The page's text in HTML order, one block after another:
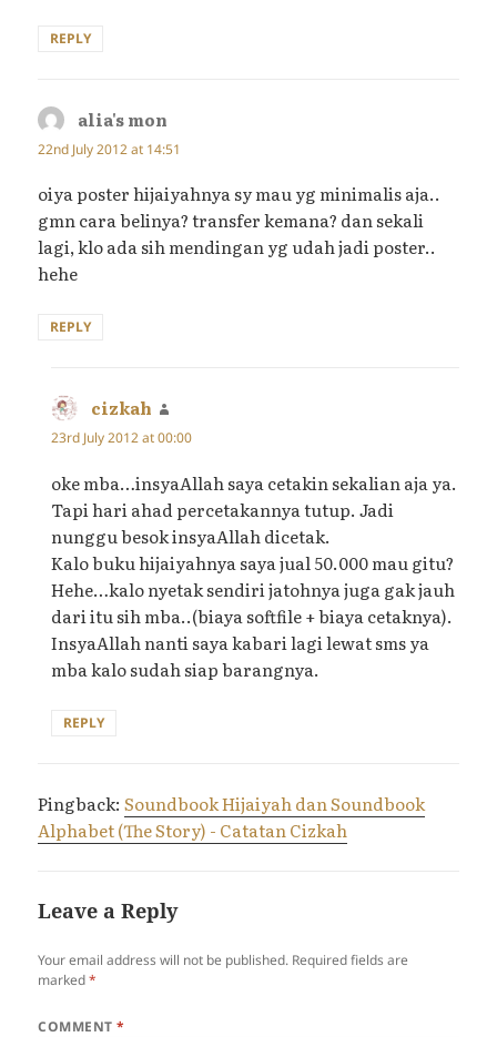
REPLY
alia's mon
22nd July 2012 at 14:51
oiya poster hijaiyahnya sy mau yg minimalis aja..
gmn cara belinya? transfer kemana? dan sekali
lagi, klo ada sih mendingan yg udah jadi poster..
hehe
REPLY
cizkah
23rd July 2012 at 00:00
oke mba…insyaAllah saya cetakin sekalian aja ya.
Tapi hari ahad percetakannya tutup. Jadi
nunggu besok insyaAllah dicetak.
Kalo buku hijaiyahnya saya jual 50.000 mau gitu?
Hehe…kalo nyetak sendiri jatohnya juga gak jauh
dari itu sih mba..(biaya softfile + biaya cetaknya).
InsyaAllah nanti saya kabari lagi lewat sms ya
mba kalo sudah siap barangnya.
REPLY
Pingback:Soundbook Hijaiyah dan Soundbook
Alphabet (The Story) - Catatan Cizkah
Leave a Reply
Your email address will not be published. Required fields are
marked*
COMMENT*